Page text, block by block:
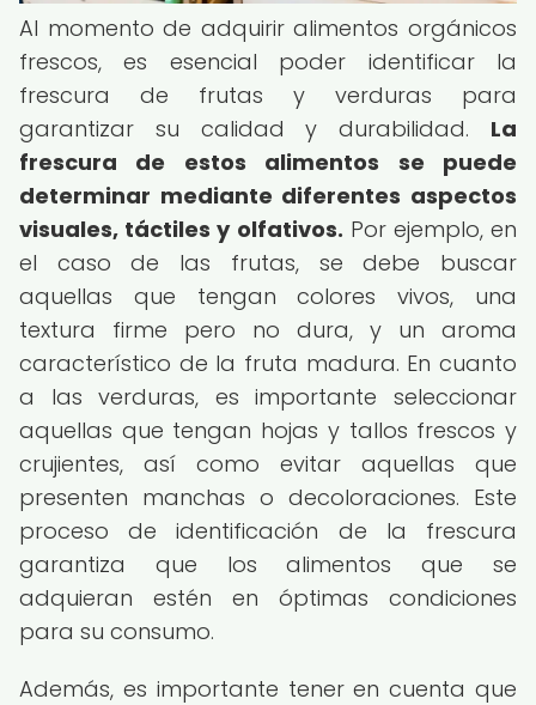
Al momento de adquirir alimentos orgánicos
frescos, es esencial poder identificar la
frescura de frutas y verduras para
garantizar su calidad y durabilidad. La
frescura de estos alimentos se puede
determinar mediante diferentes aspectos
visuales, táctiles y olfativos. Por ejemplo, en
el caso de las frutas, se debe buscar
aquellas que tengan colores vivos, una
textura firme pero no dura, y un aroma
característico de la fruta madura. En cuanto
a las verduras, es importante seleccionar
aquellas que tengan hojas y tallos frescos y
crujientes, así como evitar aquellas que
presenten manchas o decoloraciones. Este
proceso de identificación de la frescura
garantiza que los alimentos que se
adquieran estén en óptimas condiciones
para su consumo.
Además, es importante tener en cuenta que